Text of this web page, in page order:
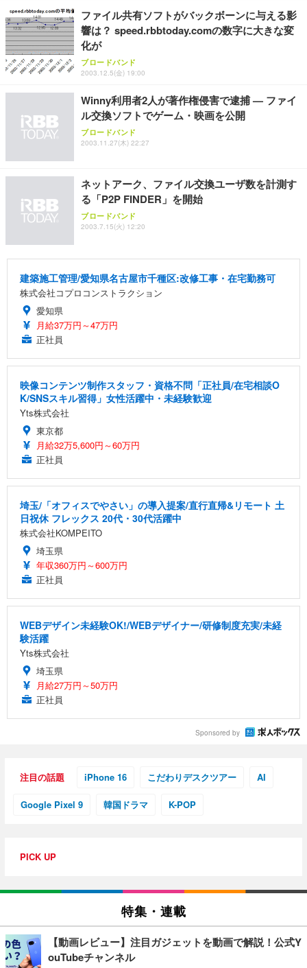
ョン PCチェア 通気性メッシュ ゲーミング/勉強/事
務用 おしゃれ パソコンチェア (ブラック)
Sezlife オフィスチェア デスクチェア 疲れない テレ
ワーク チェア 強化バックレスト 30度ロッキング機
能 人間工学 椅子 腰サポート 90度跳ね上げ式アーム
レスト 3Dヘッドレスト ハンガー付き 高反発クッシ
ョン PCチェア 通気性メッシュ ゲーミング/勉強/事
務用 おしゃれ パソコンチェア (ホワイト)
ANDWINT オフィスチェア デスクチェア 肘なし メ
ッシュ 通気性 ランバーサポート付き 腰サポート ガ
ス圧無段階昇降 360度回転 キャスター付き コンパク
【整備済み品】Dell E2724HS 27インチ 液晶モニタ
ー フルHD（1920×1080）VA 非光沢 HDMI/DisplayP
ort/VGA スピーカー内蔵 高さ調整 スイベル VESA対
応 ComfortView ビジネス向け
【MiniLED/24.5inch/280Hz/FHD】GRAPHT THE S
HOOTER Gaming Monitor 24” Essential ゲーミン
グモニター QD 24.5インチ 1ms FHD 量子ドット 残
Smart Basic(スマートベーシック) 【Amazon.co.jp
限定】 Smart Basic アイリスオーヤマ ペットシーツ
超厚型 お徳用 ワイド 100枚入 (x 1) (ケース販売)
アイリスオーヤマ ペットシーツ 超厚型 お徳用 レギ
ュラー 200枚入【Amazon.co.jp限定】
ファイル共有ソフトがバックボーンに与える影
響は？ speed.rbbtoday.comの数字に大きな変
化が
ブロードバンド
2003.12.5(金) 19:00
Winny利用者2人が著作権侵害で逮捕 — ファイ
ル交換ソフトでゲーム・映画を公開
ブロードバンド
2003.11.27(木) 22:27
ネットアーク、ファイル交換ユーザ数を計測す
る「P2P FINDER」を開始
ブロードバンド
2003.7.15(火) 12:20
建築施工管理/愛知県名古屋市千種区:改修工事・在宅勤務可
株式会社コプロコンストラクション
愛知県
月給37万円～47万円
正社員
映像コンテンツ制作スタッフ・資格不問「正社員/在宅相談O
K/SNSスキル習得」女性活躍中・未経験歓迎
Yts株式会社
東京都
月給32万5,600円～60万円
正社員
埼玉/「オフィスでやさい」の導入提案/直行直帰&リモート 土
日祝休 フレックス 20代・30代活躍中
株式会社KOMPEITO
埼玉県
年収360万円～600万円
正社員
WEBデザイン未経験OK!/WEBデザイナー/研修制度充実/未経
験活躍
Yts株式会社
埼玉県
月給27万円～50万円
正社員
Sponsored by
注目の話題 iPhone 16 こだわりデスクツアー AI
Google Pixel 9 韓国ドラマ K-POP
PICK UP
特集・連載
【動画レビュー】注目ガジェットを動画で解説！公式Y
ouTubeチャンネル